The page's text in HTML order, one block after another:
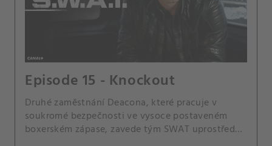
Episode 15 - Knockout
Druhé zaměstnání Deacona, které pracuje v
soukromé bezpečnosti ve vysoce postaveném
boxerském zápase, zavede tým SWAT uprostřed